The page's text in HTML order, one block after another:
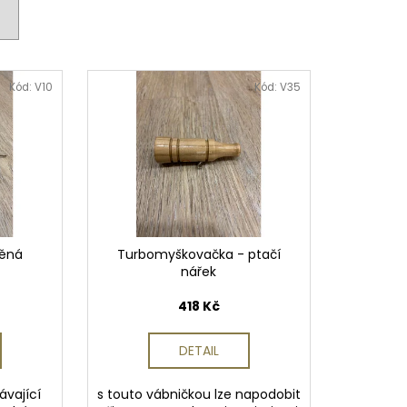
Kód: V10
Turbomyškovačka - ptačí
nářek
418 Kč
DETAIL
s touto vábničkou lze napodobit
Kód: V35
PISTOLE KAL. .9 MM